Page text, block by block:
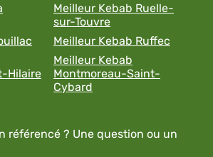
Meilleur Kebab Ruelle-
sur-Touvre
Meilleur Kebab Ruffec
Hilaire
Meilleur Kebab
Montmoreau-Saint-
Cybard
référencé ? Une question ou un